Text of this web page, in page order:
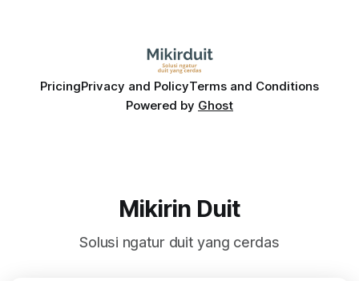
PricingPrivacy and PolicyTerms and Conditions
Powered by Ghost
Mikirin Duit
Solusi ngatur duit yang cerdas